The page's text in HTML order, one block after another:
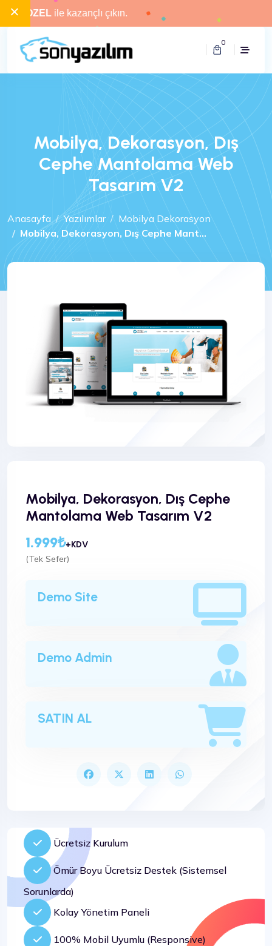
× ile kazançlı çıkın.
0
Mobilya, Dekorasyon, Dış
Cephe Mantolama Web
Tasarım V2
Anasayfa Yazılımlar
Mobilya Dekorasyon
Mobilya, Dekorasyon, Dış Cephe Mant...
Mobilya, Dekorasyon, Dış Cephe
Mantolama Web Tasarım V2
1.999₺+KDV
(Tek Sefer)
Demo Site
Demo Admin
SATIN AL
Ücretsiz Kurulum
Ömür Boyu Ücretsiz Destek (Sistemsel
Sorunlarda)
Kolay Yönetim Paneli
100% Mobil Uyumlu (Responsive)